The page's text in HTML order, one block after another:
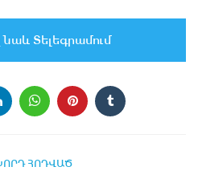
Տելեգրամում
ՀՈԴՎԱԾ